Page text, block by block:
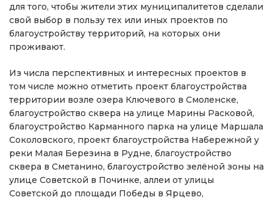
для того, чтобы жители этих муниципалитетов сделали
свой выбор в пользу тех или иных проектов по
благоустройству территорий, на которых они
проживают.
Из числа перспективных и интересных проектов в
том числе можно отметить проект благоустройства
территории возле озера Ключевого в Смоленске,
благоустройство сквера на улице Марины Расковой,
благоустройство Карманного парка на улице Маршала
Соколовского, проект благоустройства Набережной у
реки Малая Березина в Рудне, благоустройство
сквера в Сметанино, благоустройство зелёной зоны на
улице Советской в Починке, аллеи от улицы
Советской до площади Победы в Ярцево,